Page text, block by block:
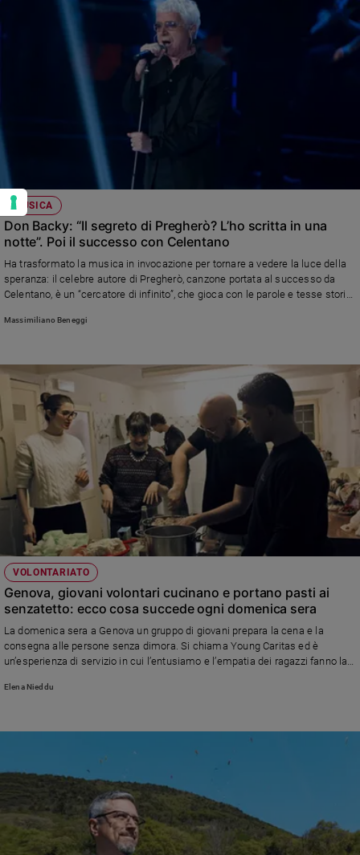
MUSICA
Don Backy: “Il segreto di Pregherò? L’ho scritta in una
notte”. Poi il successo con Celentano
Ha trasformato la musica in invocazione per tornare a vedere la luce della
speranza: il celebre autore di Pregherò, canzone portata al successo da
Celentano, è un “cercatore di infinito”, che gioca con le parole e tesse storie
Massimiliano Beneggi
VOLONTARIATO
Genova, giovani volontari cucinano e portano pasti ai
senzatetto: ecco cosa succede ogni domenica sera
La domenica sera a Genova un gruppo di giovani prepara la cena e la
consegna alle persone senza dimora. Si chiama Young Caritas ed è
un’esperienza di servizio in cui l’entusiamo e l’empatia dei ragazzi fanno la
Elena Nieddu